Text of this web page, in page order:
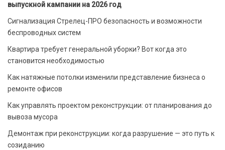
выпускной кампании на 2026 год
Сигнализация Стрелец-ПРО безопасность и возможности
беспроводных систем
Квартира требует генеральной уборки? Вот когда это
становится необходимостью
Как натяжные потолки изменили представление бизнеса о
ремонте офисов
Как управлять проектом реконструкции: от планирования до
вывоза мусора
Демонтаж при реконструкции: когда разрушение — это путь к
созиданию